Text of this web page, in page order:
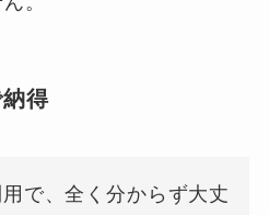
得
で、全く分からず大丈